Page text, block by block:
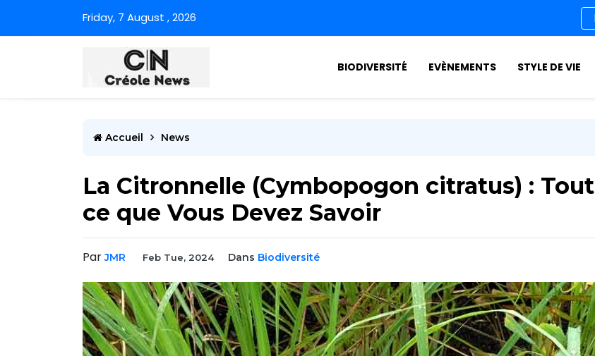
Friday, 7 August , 2026
BIODIVERSITÉ EVÈNEMENTS STYLE DE VIE
Accueil News
La Citronnelle (Cymbopogon citratus) : Tout
ce que Vous Devez Savoir
ParJMR Feb Tue, 2024 Dans Biodiversité